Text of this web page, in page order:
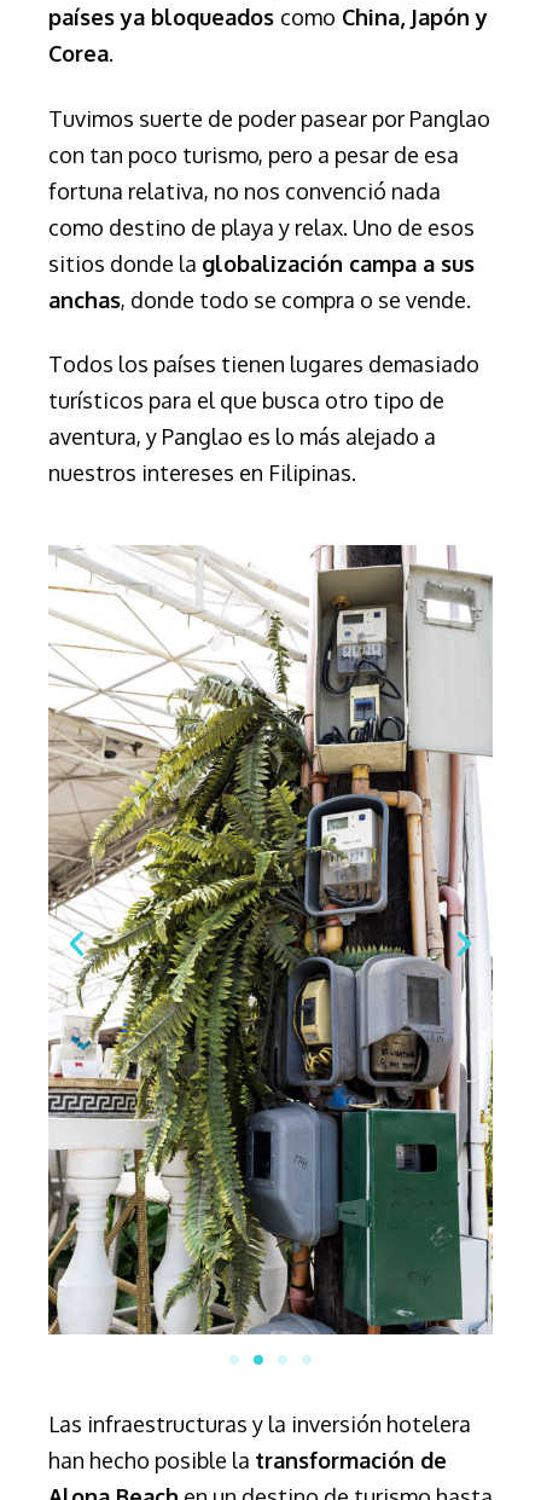
países ya bloqueados como China, Japón y
Corea.
Tuvimos suerte de poder pasear por Panglao
con tan poco turismo, pero a pesar de esa
fortuna relativa, no nos convenció nada
como destino de playa y relax. Uno de esos
sitios donde la globalización campa a sus
anchas, donde todo se compra o se vende.
Todos los países tienen lugares demasiado
turísticos para el que busca otro tipo de
aventura, y Panglao es lo más alejado a
nuestros intereses en Filipinas.
Las infraestructuras y la inversión hotelera
han hecho posible la transformación de